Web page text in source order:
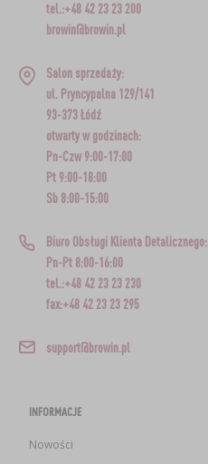
tel.:+48 42 23 23 200
browin@browin.pl
Salon sprzedaży:
ul. Pryncypalna 129/141
93-373 Łódź
otwarty w godzinach:
Pn-Czw 9:00-17:00
Pt 9:00-18:00
Sb 8:00-15:00
Biuro Obsługi Klienta Detalicznego:
Pn-Pt 8:00-16:00
tel.:+48 42 23 23 230
fax:+48 42 23 23 295
support@browin.pl
INFORMACJE
Nowości